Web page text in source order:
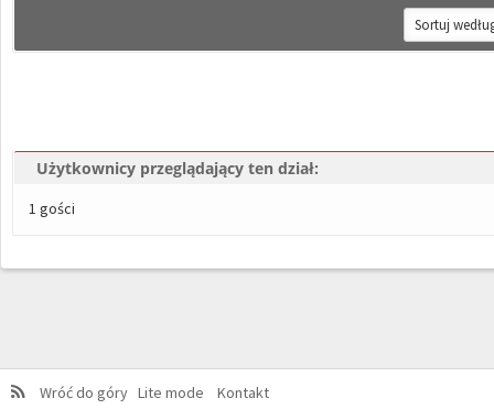
Użytkownicy przeglądający ten dział:
1 gości
Wróć do góry Lite mode
Kontakt